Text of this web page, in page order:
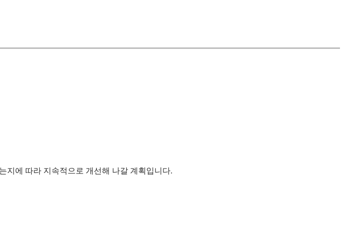
지에 따라 지속적으로 개선해 나갈 계획입니다.